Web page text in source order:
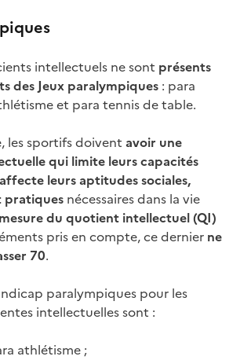
intellectuels ne sont présents
des Jeux paralympiques : para
et para tennis de table.
les sportifs doivent avoir une
qui limite leurs capacités
leurs aptitudes sociales,
pratiques nécessaires dans la vie
mesure du quotient intellectuel (QI)
pris en compte, ce dernier ne
70.
paralympiques pour les
intellectuelles sont :
athlétisme ;